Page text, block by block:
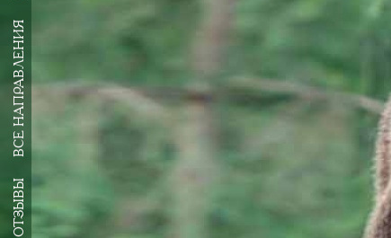
ВСЕ НАПРАВЛЕНИЯ
ОТЗЫВЫ